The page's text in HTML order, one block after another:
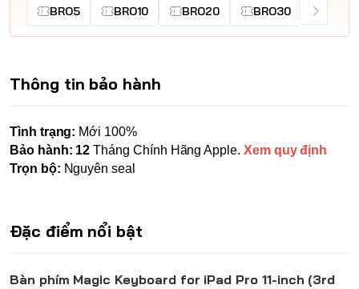
BRO5 BRO10 BRO20 BRO30
Thông tin bảo hành
Tình trạng: Mới 100%
Bảo hành: 12 Tháng Chính Hãng Apple. Xem quy định
Trọn bộ: Nguyên seal
Đặc điểm nổi bật
Bàn phím Magic Keyboard for iPad Pro 11-inch (3rd